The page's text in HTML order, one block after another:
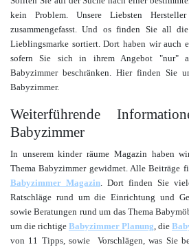
kein Problem. Unsere Liebsten
zusammengefasst. Und os finden Sie all
Lieblingsmarke sortiert. Dort haben wir auch
sofern Sie sich in ihrem Angebot "nur"
Babyzimmer beschränken. Hier finden Sie
Babyzimmer.
Weiterführende
Babyzimmer
In unserem kinder räume Magazin haben
Thema Babyzimmer gewidmet. Alle Beiträge
Babyzimmer Magazin. Dort finden Sie
Ratschläge rund um die Einrichtung und
sowie Beratungen rund um das Thema
um die richtige Babyzimmer Planung, die
von 11 Tipps, sowie Vorschlägen, was Sie